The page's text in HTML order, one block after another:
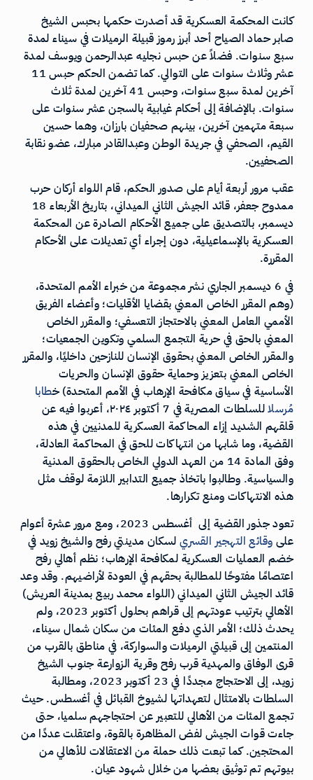
كانت المحكمة العسكرية قد أصدرت حكمها بحبس الشيخ
صابر حماد الصياح أحد أبرز رموز قبيلة الرميلات في سيناء لمدة
سبع سنوات. فضلاً عن حبس نجليه عبدالرحمن ويوسف لمدة
عشر وثلاث سنوات على التوالي. كما تضمن الحكم حبس 11
آخرين لمدة سبع سنوات، وحبس 41 آخرين لمدة ثلاث
سنوات. بالإضافة إلى أحكام غيابية بالسجن عشر سنوات على
سبعة متهمين آخرين، بينهم صحفيان بارزان، وهما حسين
القيم، الصحفي في جريدة الوطن وعبدالقادر مبارك، عضو نقابة
الصحفيين.
عقب مرور أربعة أيام على صدور الحكم، قام اللواء أركان حرب
ممدوح جعفر، قائد الجيش الثاني الميداني، بتاريخ الأربعاء 18
ديسمبر، بالتصديق على جميع الأحكام الصادرة عن المحكمة
العسكرية بالإسماعيلية، دون إجراء أي تعديلات على الأحكام
المقررة.
في 6 ديسمبر الجاري نشر مجموعة من خبراء الأمم المتحدة،
(وهم المقرر الخاص المعني بقضايا الأقليات؛ وأعضاء الفريق
الأممي العامل المعني بالاحتجاز التعسفي؛ والمقرر الخاص
المعني بالحق في حرية التجمع السلمي وتكوين الجمعيات؛
والمقرر الخاص المعني بحقوق الإنسان للنازحين داخليًا، والمقرر
الخاص المعني بتعزيز وحماية حقوق الإنسان والحريات
الأساسية في سياق مكافحة الإرهاب في الأمم المتحدة) خطابا
مرسل
ا للسلطات المصرية في 7 أكتوبر ٢٠٢٤، أعربوا فيه عن
قلقهم الشديد إزاء المحاكمة العسكرية للمدنيين في هذه
القضية، وما شابها من انتهاكات للحق في المحاكمة العادلة،
وفق المادة 14 من العهد الدولي الخاص بالحقوق المدنية
والسياسية. وطالبوا باتخاذ جميع التدابير اللازمة لوقف مثل
هذه الانتهاكات ومنع تكرارها.
تعود جذور القضية إلى أغسطس 2023، ومع مرور عشرة أعوام
على وقائع التهجير القسريلسكان مدينتي رفح والشيخ زويد في
خضم العمليات العسكرية لمكافحة الإرهاب؛ نظم أهالي رفح
اعتصامًا مفتوحًا للمطالبة بحقهم في العودة لأراضيهم. وقد وعد
قائد الجيش الثاني الميداني (اللواء محمد ربيع بمدينة العريش)
الأهالي بترتيب عودتهم إلى قراهم بحلول أكتوبر 2023، ولم
يحدث ذلك؛ الأمر الذي دفع المئات من سكان شمال سيناء،
المنتمين إلى قبيلتي الرميلات والسواركة، في مناطق بالقرب من
قرى الوفاق والمهدية قرب رفح وقرية الزوارعة جنوب الشيخ
زويد، إلى الاحتجاج مجددًا في 23 أكتوبر 2023، ومطالبة
السلطات بالامتثال لتعهداتها لشيوخ القبائل في أغسطس. حيث
تجمع المئات من الأهالي للتعبير عن احتجاجهم سلميا، حتى
جاءت قوات الجيش لفض المظاهرة بالقوة، واعتقلت عددًا من
المحتجين. كما تبعت ذلك حملة من الاعتقالات للأهالي من
بيوتهم تم توثيق بعضها من خلال شهود عيان.